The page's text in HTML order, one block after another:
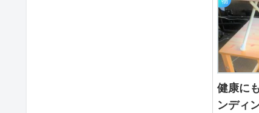
健康に
ンディ